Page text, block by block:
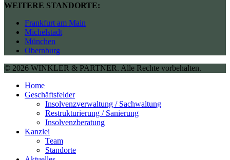
WEITERE STANDORTE:
Frankfurt am Main
Michelstadt
München
Obernburg
© 2026 WINKLER & PARTNER. Alle Rechte vorbehalten.
Home
Geschäftsfelder
Insolvenzverwaltung / Sachwaltung
Restrukturierung / Sanierung
Insolvenzberatung
Kanzlei
Team
Standorte